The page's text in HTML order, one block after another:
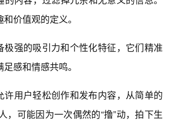
价值观的定义。
极强的吸引力和个性化特征，它们精准
感和情感共鸣。
许用户轻松创作和发布内容，从简单的
可能因为一次偶然的“撸”动，拍下生